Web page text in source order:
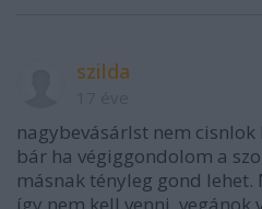
szilda
nagybevásárlst nem
bár ha végiggondolom a
másnak tényleg gond